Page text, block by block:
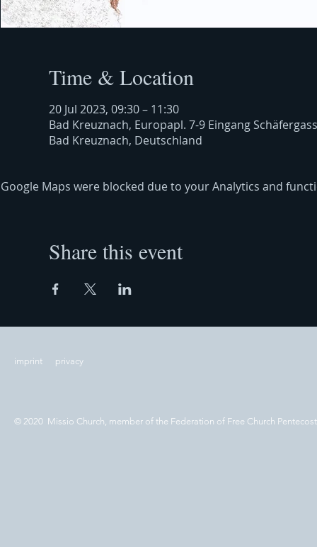
Time & Location
20 Jul 2023, 09:30 – 11:30
Bad Kreuznach, Europapl. 7-9 Eingang
Bad Kreuznach, Deutschland
Google Maps were blocked due to your Analytics and
Share this event
imprint privacy
© 2020 Missio Church, member of the Federation of Free Church